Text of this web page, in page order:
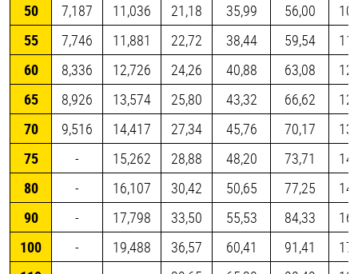
50
7,187 11,036 21,18 35,99 56,00
55
7,746 11,881 22,72 38,44 59,54
60
8,336 12,726 24,26 40,88 63,08
65
8,926 13,574 25,80 43,32 66,62
70
9,516 14,417 27,34 45,76 70,17
75
- 15,262 28,88 48,20 73,71
80
- 16,107 30,42 50,65 77,25
90
- 17,798 33,50 55,53 84,33
100
- 19,488 36,57 60,41 91,41